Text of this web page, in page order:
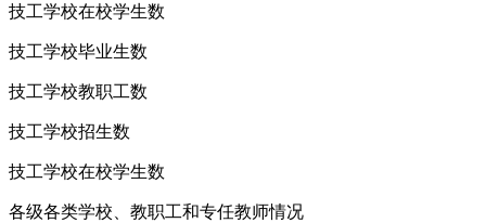
技工学校在校学生数
技工学校毕业生数
技工学校教职工数
技工学校招生数
技工学校在校学生数
各级各类学校、教职工和专任教师情况